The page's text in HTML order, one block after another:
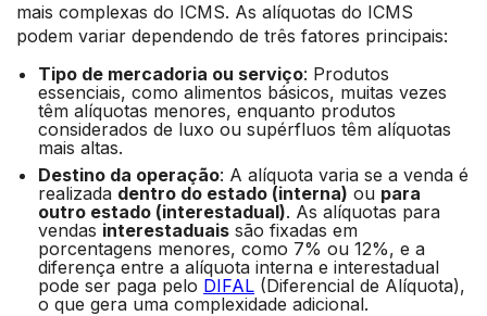
mais complexas do ICMS. As alíquotas do ICMS
podem variar dependendo de três fatores principais:
Tipo de mercadoria ou serviço: Produtos
essenciais, como alimentos básicos, muitas vezes
têm alíquotas menores, enquanto produtos
considerados de luxo ou supérfluos têm alíquotas
mais altas.
Destino da operação: A alíquota varia se a venda é
realizada dentro do estado (interna) ou para
outro estado (interestadual). As alíquotas para
vendas interestaduais são fixadas em
porcentagens menores, como 7% ou 12%, e a
diferença entre a alíquota interna e interestadual
pode ser paga pelo DIFAL (Diferencial de Alíquota),
o que gera uma complexidade adicional.